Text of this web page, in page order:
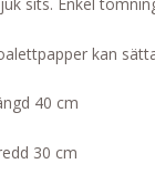
kan
40 cm
30 cm